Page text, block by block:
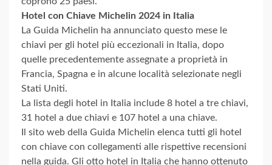
Hotel con Chiave Michelin 2024 in Italia
La Guida Michelin ha annunciato questo mese le
chiavi per gli hotel più eccezionali in Italia, dopo
quelle precedentemente assegnate a proprietà in
Francia, Spagna e in alcune località selezionate negli
Stati Uniti.
La lista degli hotel in Italia include 8 hotel a tre chiavi,
31 hotel a due chiavi e 107 hotel a una chiave.
Il sito web della Guida Michelin elenca tutti gli hotel
con chiave con collegamenti alle rispettive recensioni
nella guida. Gli otto hotel in Italia che hanno ottenuto